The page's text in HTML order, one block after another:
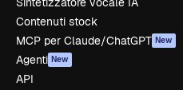
Contenuti stock
MCP per Claude/ChatGPT New
Agenti New
API